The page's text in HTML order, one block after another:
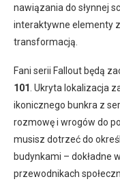
nawiązania do słynnej
interaktywne elementy
transformacją.
Fani serii Fallout będą
101 . Ukryta lokalizacja
ikonicznego bunkra z
rozmowę i wrogów do
musisz dotrzeć do
budynkami – dokładne
przewodnikach